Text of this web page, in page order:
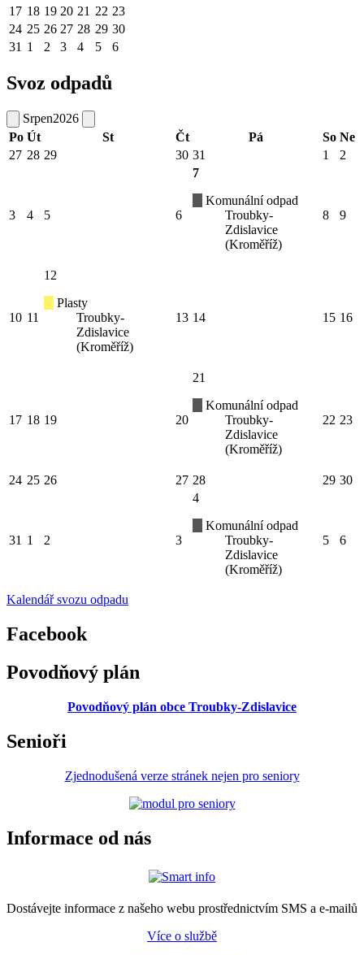
17 18 19 20 21 22 23
24 25 26 27 28 29 30
31 1 2 3 4 5 6
Svoz odpadů
Srpen2026
Po Út St Čt Pá So Ne
27 28 29 30 31 1 2
3 4 5 6
7
Komunální odpad
Troubky-
Zdislavice
(Kroměříž)
8 9
10 11
12
Plasty
Troubky-
Zdislavice
(Kroměříž)
13 14 15 16
17 18 19 20
21
Komunální odpad
Troubky-
Zdislavice
(Kroměříž)
22 23
24 25 26 27 28 29 30
31 1 2 3
4
Komunální odpad
Troubky-
Zdislavice
(Kroměříž)
5 6
Kalendář svozu odpadu
Facebook
Povodňový plán
Povodňový plán obce Troubky-Zdislavice
Senioři
Zjednodušená verze stránek nejen pro seniory
Informace od nás
Dostávejte informace z našeho webu prostřednictvím SMS a e-mailů
Více o službě